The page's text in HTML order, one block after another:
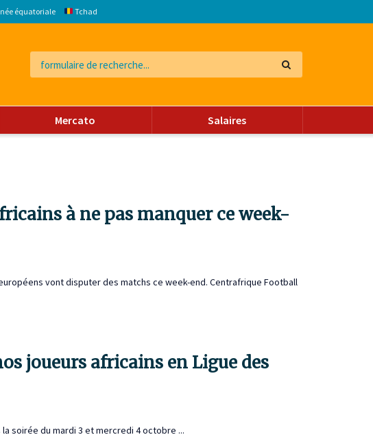
équatoriale Tchad
Mercato Salaires
à ne pas manquer ce week-
vont disputer des matchs ce week-end. Centrafrique Football
joueurs africains en Ligue des
soirée du mardi 3 et mercredi 4 octobre ...